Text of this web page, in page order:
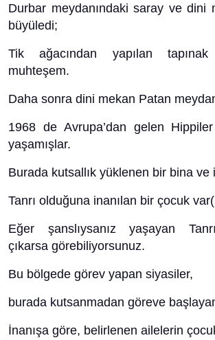
Durbar meydanındaki saray ve dini
büyüledi;
Tik ağacından yapılan
muhteşem.
Daha sonra dini mekan Patan
1968 de Avrupa’dan gelen
yaşamışlar.
Burada kutsallık yüklenen bir bina ve
Tanrı olduğuna inanılan bir çocuk
Eğer şanslıysanız yaşayan
çıkarsa görebiliyorsunuz.
Bu bölgede görev yapan siyasiler,
burada kutsanmadan göreve
İnanışa göre, belirlenen ailelerin